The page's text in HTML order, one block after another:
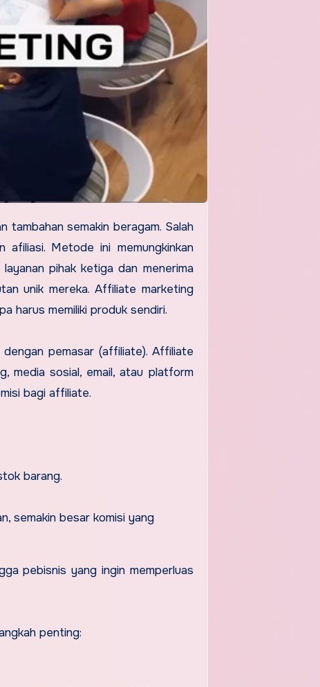
tambahan semakin beragam. Salah
afiliasi. Metode ini memungkinkan
pihak ketiga dan menerima
unik mereka. Affiliate marketing
harus memiliki produk sendiri.
pemasar (affiliate). Affiliate
media sosial, email, atau platform
bagi affiliate.
barang.
semakin besar komisi yang
pebisnis yang ingin memperluas
penting: